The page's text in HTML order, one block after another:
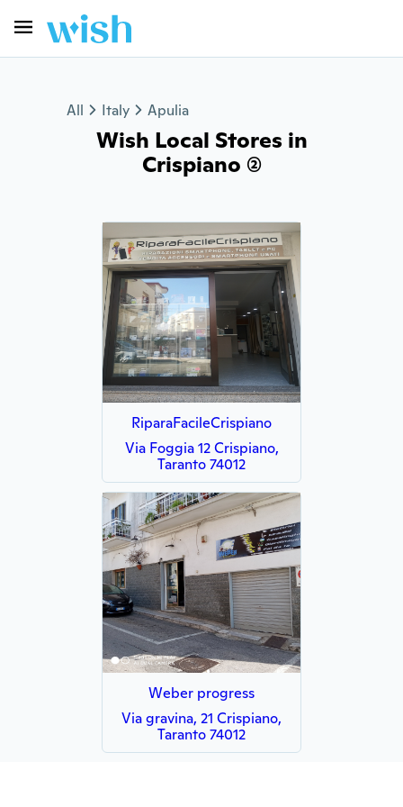
All Italy Apulia
Wish Local Stores in
Crispiano (2)
RiparaFacileCrispiano
Via Foggia 12 Crispiano,
Taranto 74012
Weber progress
Via gravina, 21 Crispiano,
Taranto 74012